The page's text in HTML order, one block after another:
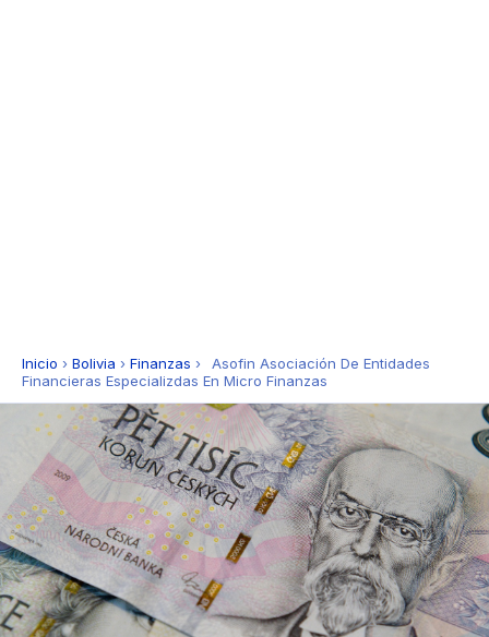
Inicio › Bolivia › Finanzas ›
Asofin Asociación De Entidades
Financieras Especializdas En Micro Finanzas